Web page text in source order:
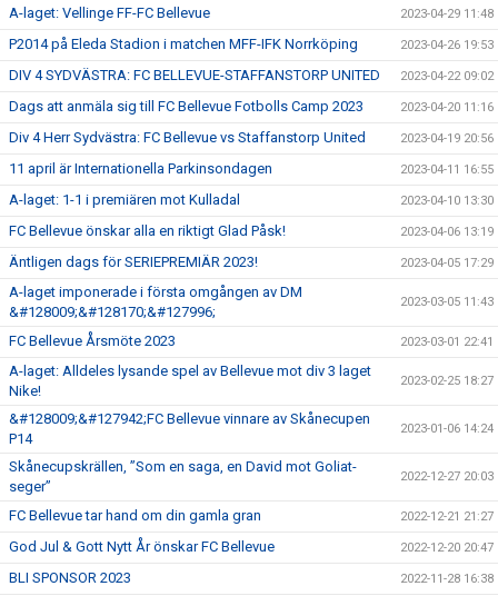
A-laget: Vellinge FF-FC Bellevue 2023-04-29 11:48
P2014 på Eleda Stadion i matchen MFF-IFK Norrköping 2023-04-26 19:53
DIV 4 SYDVÄSTRA: FC BELLEVUE-STAFFANSTORP UNITED 2023-04-22 09:02
Dags att anmäla sig till FC Bellevue Fotbolls Camp 2023 2023-04-20 11:16
Div 4 Herr Sydvästra: FC Bellevue vs Staffanstorp United 2023-04-19 20:56
11 april är Internationella Parkinsondagen 2023-04-11 16:55
A-laget: 1-1 i premiären mot Kulladal 2023-04-10 13:30
FC Bellevue önskar alla en riktigt Glad Påsk! 2023-04-06 13:19
Äntligen dags för SERIEPREMIÄR 2023! 2023-04-05 17:29
A-laget imponerade i första omgången av DM
&#128009;&#128170;&#127996;
2023-03-05 11:43
FC Bellevue Årsmöte 2023 2023-03-01 22:41
A-laget: Alldeles lysande spel av Bellevue mot div 3 laget
Nike!
2023-02-25 18:27
&#128009;&#127942;FC Bellevue vinnare av Skånecupen
P14
2023-01-06 14:24
Skånecupskrällen, ”Som en saga, en David mot Goliat-
seger”
2022-12-27 20:03
FC Bellevue tar hand om din gamla gran 2022-12-21 21:27
God Jul & Gott Nytt År önskar FC Bellevue 2022-12-20 20:47
BLI SPONSOR 2023 2022-11-28 16:38